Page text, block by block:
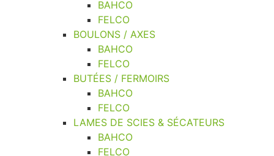
BAHCO
FELCO
BOULONS / AXES
BAHCO
FELCO
BUTÉES / FERMOIRS
BAHCO
FELCO
LAMES DE SCIES & SÉCATEURS
BAHCO
FELCO